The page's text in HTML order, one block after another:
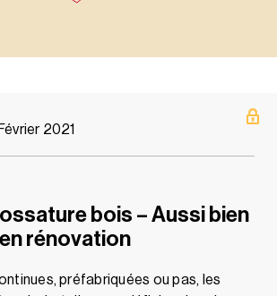
2021
bois – Aussi bien
rénovation
préfabriquées ou pas, les